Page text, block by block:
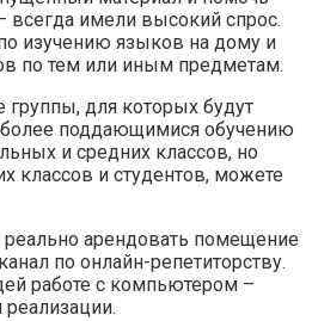
имели высокий спрос.
изучению языков на дому и
по тем или иным предметам.
группы, для которых будут
поддающимися обучению
и средних классов, но
классов и студентов, можете
арендовать помещение
по онлайн-репетиторству.
работе с компьютером –